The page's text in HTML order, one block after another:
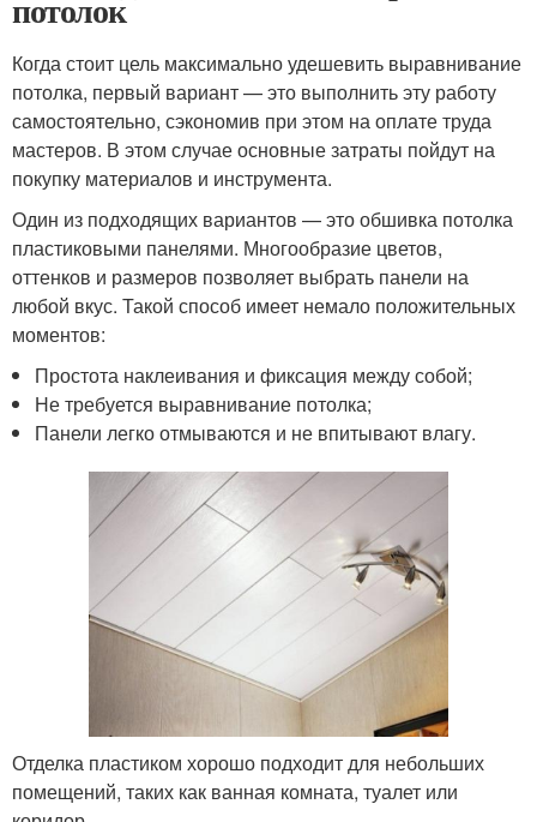
потолок
Когда стоит цель максимально удешевить выравнивание
потолка, первый вариант — это выполнить эту работу
самостоятельно, сэкономив при этом на оплате труда
мастеров. В этом случае основные затраты пойдут на
покупку материалов и инструмента.
Один из подходящих вариантов — это обшивка потолка
пластиковыми панелями. Многообразие цветов,
оттенков и размеров позволяет выбрать панели на
любой вкус. Такой способ имеет немало положительных
моментов:
Простота наклеивания и фиксация между собой;
Не требуется выравнивание потолка;
Панели легко отмываются и не впитывают влагу.
Отделка пластиком хорошо подходит для небольших
помещений, таких как ванная комната, туалет или